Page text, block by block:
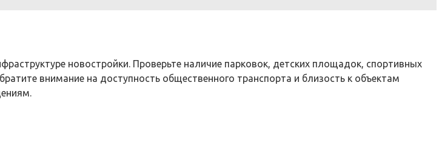
новостройки. Проверьте наличие парковок, детских площадок, спортивных
внимание на доступность общественного транспорта и близость к объектам